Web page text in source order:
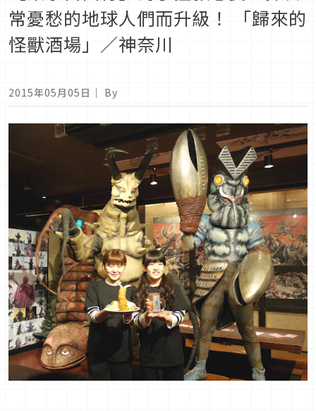
常憂愁的地球人們而升級！ 「歸來的
怪獸酒場」／神奈川
2015年05月05日 ｜ By